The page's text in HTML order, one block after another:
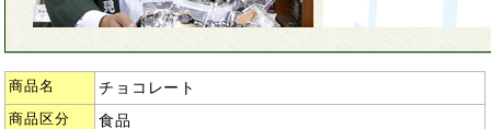
商品名 チョコレート
商品区分 食品